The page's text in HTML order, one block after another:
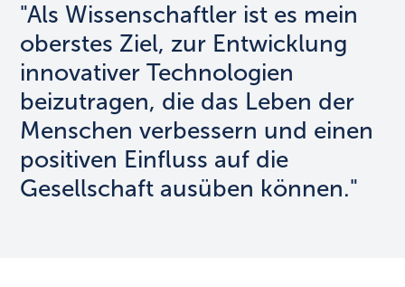
"Als Wissenschaftler ist es mein
oberstes Ziel, zur Entwicklung
innovativer Technologien
beizutragen, die das Leben der
Menschen verbessern und einen
positiven Einfluss auf die
Gesellschaft ausüben können."